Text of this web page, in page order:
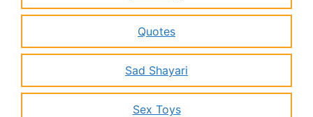
Quotes
Sad Shayari
Sex Toys